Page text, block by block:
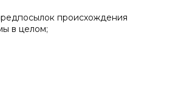
происхождения
в целом;